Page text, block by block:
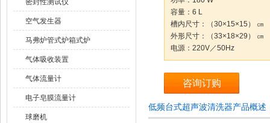
密封性测试仪
空气发生器
马弗炉管式炉箱式炉
气体吸收装置
气体流量计
电子皂膜流量计
球磨机
容量：6 L
槽内尺寸：（30×15×15） ㎝
外形尺寸：（33×18×29） ㎝
电源：220V／50Hz
咨询订购
低频台式超声波清洗器产品概述